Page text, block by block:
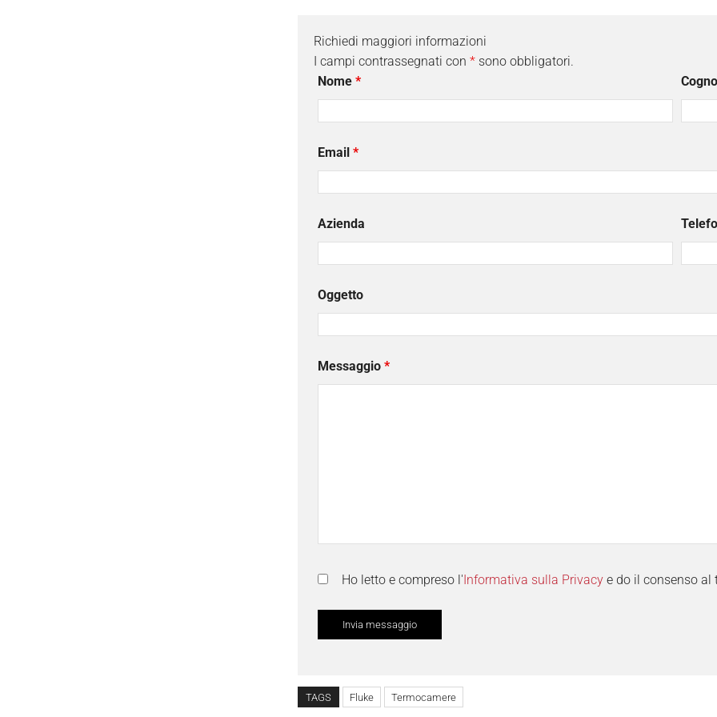
Richiedi maggiori informazioni
I campi contrassegnati con * sono obbligatori.
Nome *
Email *
Azienda
Oggetto
Messaggio *
Ho letto e compreso l'Informativa sulla Privacy e do il consenso al
TAGS Fluke Termocamere